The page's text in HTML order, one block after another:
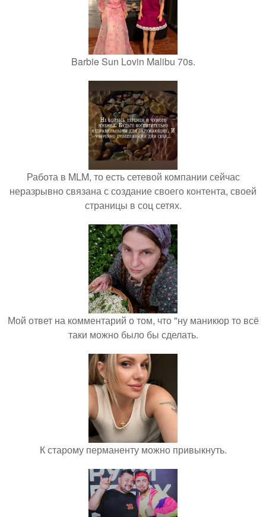
Barbie Sun Lovin Malibu 70s.
Работа в MLM, то есть сетевой компании сейчас
неразрывно связана с создание своего контента, своей
страницы в соц сетях.
Мой ответ на комментарий о том, что "ну маникюр то всё
таки можно было бы сделать.
К старому перманенту можно привыкнуть.